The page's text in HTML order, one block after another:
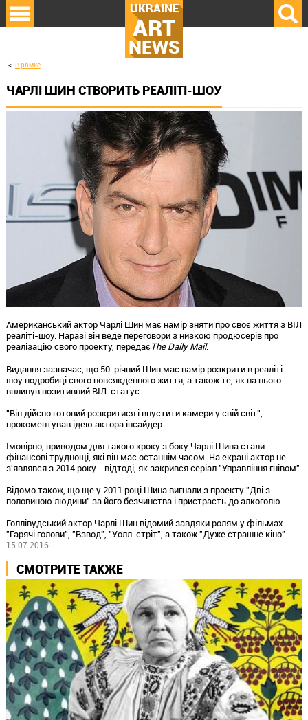
UKRAINE
ART
NEWS
В рамке
ЧАРЛІ ШИН СТВОРИТЬ РЕАЛІТІ-ШОУ
Американський актор Чарлі Шин має намір зняти про своє життя з ВІЛ
реаліті-шоу. Наразі він веде переговори з низкою продюсерів про
реалізацію свого проекту, передаєThe Daily Mail.
Видання зазначає, що 50-річний Шин має намір розкрити в реаліті-
шоу подробиці свого повсякденного життя, а також те, як на нього
вплинув позитивний ВІЛ-статус.
"Він дійсно готовий розкритися і впустити камери у свій світ", -
прокоментував ідею актора інсайдер.
Імовірно, приводом для такого кроку з боку Чарлі Шина стали
фінансові труднощі, які він має останнім часом. На екрані актор не
з'являвся з 2014 року - відтоді, як закрився серіал "Управління гнівом".
Відомо також, що ще у 2011 році Шина вигнали з проекту "Дві з
половиною людини" за його безчинства і пристрасть до алкоголю.
Голлівудський актор Чарлі Шин відомий завдяки ролям у фільмах
"Гарячі голови", "Взвод", "Уолл-стріт", а також "Дуже страшне кіно".
15.07.2016
СМОТРИТЕ ТАКЖЕ